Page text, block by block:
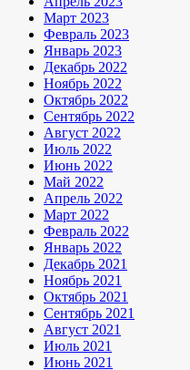
Март 2023
Февраль 2023
Январь 2023
Декабрь 2022
Ноябрь 2022
Октябрь 2022
Сентябрь 2022
Август 2022
Июль 2022
Июнь 2022
Май 2022
Апрель 2022
Март 2022
Февраль 2022
Январь 2022
Декабрь 2021
Ноябрь 2021
Октябрь 2021
Сентябрь 2021
Август 2021
Июль 2021
Июнь 2021